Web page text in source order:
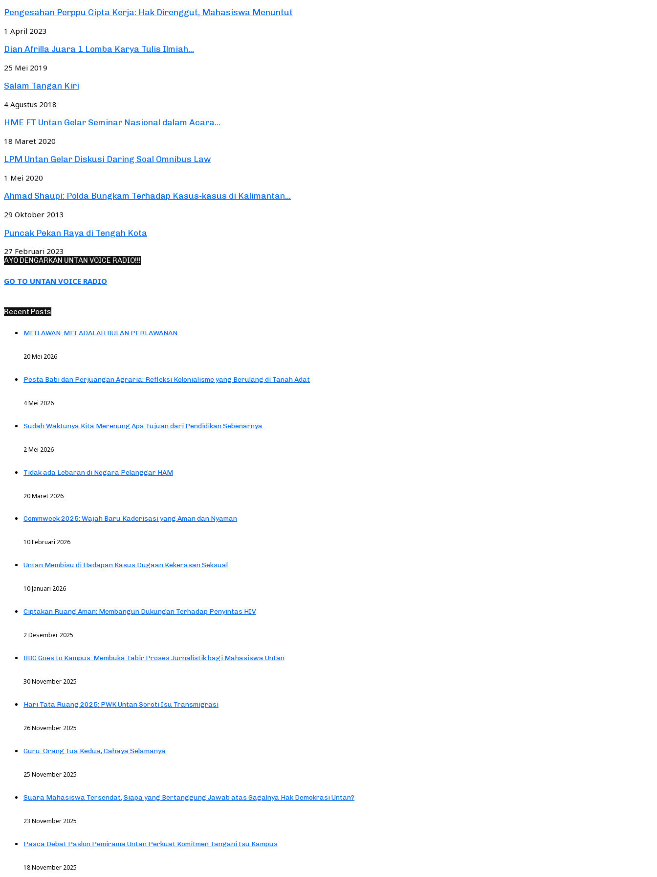
Pengesahan Perppu Cipta Kerja: Hak Direnggut, Mahasiswa Menuntut
1 April 2023
Dian Afrilla Juara 1 Lomba Karya Tulis Ilmiah...
25 Mei 2019
Salam Tangan Kiri
4 Agustus 2018
HME FT Untan Gelar Seminar Nasional dalam Acara...
18 Maret 2020
LPM Untan Gelar Diskusi Daring Soal Omnibus Law
1 Mei 2020
Ahmad Shaupi: Polda Bungkam Terhadap Kasus-kasus di Kalimantan...
29 Oktober 2013
Puncak Pekan Raya di Tengah Kota
27 Februari 2023
AYO DENGARKAN UNTAN VOICE RADIO!!!
GO TO UNTAN VOICE RADIO
Recent Posts
MEILAWAN: MEI ADALAH BULAN PERLAWANAN
20 Mei 2026
Pesta Babi dan Perjuangan Agraria: Refleksi Kolonialisme yang Berulang di Tanah Adat
4 Mei 2026
Sudah Waktunya Kita Merenung Apa Tujuan dari Pendidikan Sebenarnya
2 Mei 2026
Tidak ada Lebaran di Negara Pelanggar HAM
20 Maret 2026
Commweek 2025: Wajah Baru Kaderisasi yang Aman dan Nyaman
10 Februari 2026
Untan Membisu di Hadapan Kasus Dugaan Kekerasan Seksual
10 Januari 2026
Ciptakan Ruang Aman: Membangun Dukungan Terhadap Penyintas HIV
2 Desember 2025
BBC Goes to Kampus: Membuka Tabir Proses Jurnalistik bagi Mahasiswa Untan
30 November 2025
Hari Tata Ruang 2025: PWK Untan Soroti Isu Transmigrasi
26 November 2025
Guru: Orang Tua Kedua, Cahaya Selamanya
25 November 2025
Suara Mahasiswa Tersendat, Siapa yang Bertanggung Jawab atas Gagalnya Hak Demokrasi Untan?
23 November 2025
Pasca Debat Paslon Pemirama Untan Perkuat Komitmen Tangani Isu Kampus
18 November 2025